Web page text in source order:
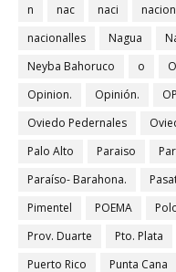
n
nac naci
nacionalles
Nagua
Neyba Bahoruco
o
Opinion.
Opinión.
Oviedo Pedernales
Palo Alto
Paraiso
Paraíso- Barahona.
Pimentel
POEMA
Prov. Duarte
Pto. Plata
Puerto Rico
Punta Cana